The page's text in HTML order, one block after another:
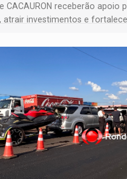
e CACAURON receberão apoio
atrair investimentos e